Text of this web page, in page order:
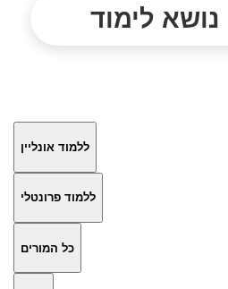
ללמוד אונליין
ללמוד פרונטלי
כל המורים